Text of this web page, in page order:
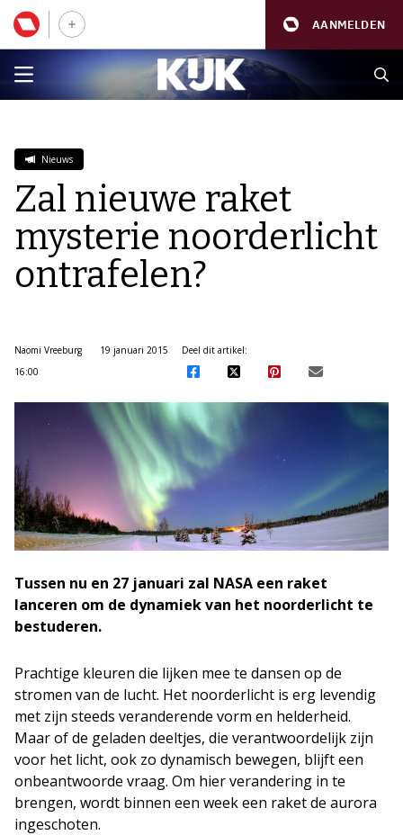
AANMELDEN
Nieuws
Zal nieuwe raket
mysterie noorderlicht
ontrafelen?
Naomi Vreeburg
19 januari 2015
16:00
Deel dit artikel:
Tussen nu en 27 januari zal NASA een raket
lanceren om de dynamiek van het noorderlicht te
bestuderen.
Prachtige kleuren die lijken mee te dansen op de
stromen van de lucht. Het noorderlicht is erg levendig
met zijn steeds veranderende vorm en helderheid.
Maar of de geladen deeltjes, die verantwoordelijk zijn
voor het licht, ook zo dynamisch bewegen, blijft een
onbeantwoorde vraag. Om hier verandering in te
brengen, wordt binnen een week een raket de aurora
ingeschoten.